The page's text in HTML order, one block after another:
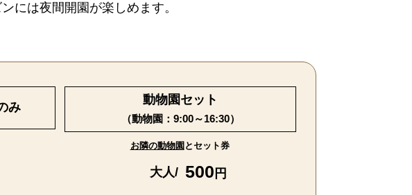
には夜間開園が楽しめます。
み
動物園セット
（動物園：9:00～16:30）
お隣の動物園 とセット券
大人/ 500 円